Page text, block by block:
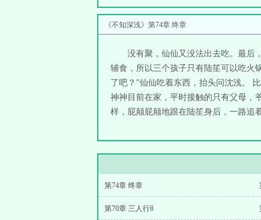
《不知深浅》第74章 终章
没有聚，仙仙又没法出去吃。最后
辅食，所以三个孩子只有陆笙可以吃火
了吧？”仙仙吃着东西，抬头问沈浅。
神神目前在家，平时接触的只有父母，
样，屁颠屁颠地跟在陆笙身后，一路追
第74章 终章
第70章 三人行8